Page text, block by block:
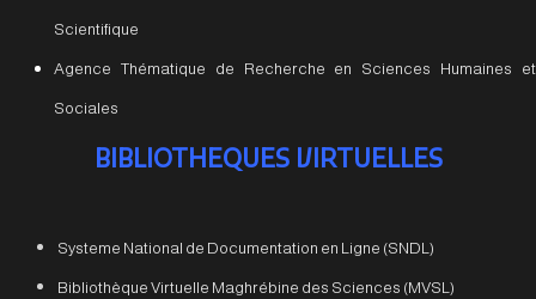
Scientifique
Agence Thématique de Recherche en Sciences Humaines et
Sociales
BIBLIOTHEQUES VIRTUELLES
Systeme National de Documentation en Ligne (SNDL)
Bibliothèque Virtuelle Maghrébine des Sciences (MVSL)